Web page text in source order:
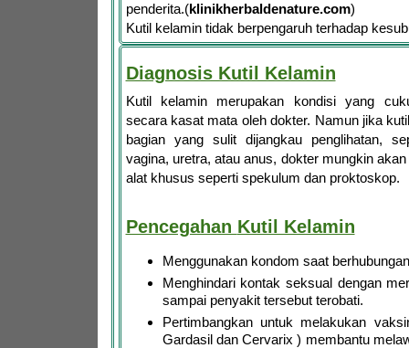
penderita.(klinikherbaldenature.com)
Kutil kelamin tidak berpengaruh terhadap
Diagnosis Kutil Kelamin
Kutil kelamin merupakan kondisi yang
secara kasat mata oleh dokter. Namun jika
bagian yang sulit dijangkau penglihatan,
vagina, uretra, atau anus, dokter mungkin
alat khusus seperti spekulum dan proktoskop.
Pencegahan Kutil Kelamin
Menggunakan kondom saat
Menghindari kontak seksual dengan
sampai penyakit tersebut terobati.
Pertimbangkan untuk melakukan
Gardasil dan Cervarix ) membantu